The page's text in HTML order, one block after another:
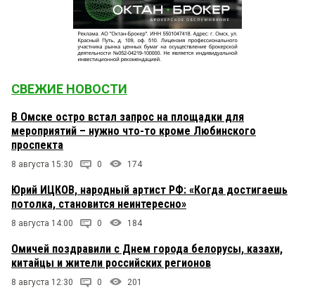
СВЕЖИЕ НОВОСТИ
В Омске остро встал запрос на площадки для
мероприятий – нужно что-то кроме Любинского
проспекта
8 августа 15:30 0 174
Юрий ИЦКОВ, народный артист РФ: «Когда достигаешь
потолка, становится неинтересно»
8 августа 14:00 0 184
Омичей поздравили с Днем города белорусы, казахи,
китайцы и жители российских регионов
8 августа 12:30 0 201